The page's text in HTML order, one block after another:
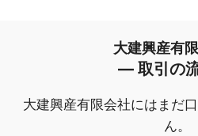
大建興産有
― 取引の
大建興産有限会社にはまだ
ん。